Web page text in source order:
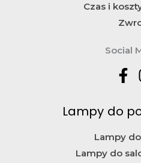
Czas i
Social
Lampy do
Lampy
Lampy do